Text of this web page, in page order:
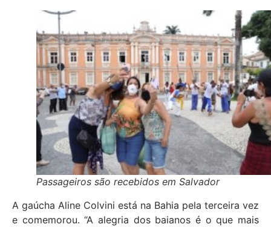
Passageiros são recebidos em Salvador
A gaúcha Aline Colvini está na Bahia pela terceira vez
e comemorou. “A alegria dos baianos é o que mais